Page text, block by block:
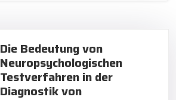
Die Bedeutung von
Neuropsychologischen
Testverfahren in der
Diagnostik von